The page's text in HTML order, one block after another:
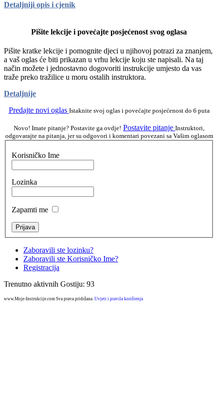
Detaljniji opis i cjenik
Pišite lekcije i povećajte posjećenost svog oglasa
Pišite kratke lekcije i pomognite djeci u njihovoj potrazi za znanjem,
a vaš oglas će biti prikazan u vrhu lekcije koju ste napisali. Na taj
način možete i jednostavno dogovoriti instrukcije umjesto da vas
traže preko tražilice u moru ostalih instruktora.
Detaljnije
Predajte novi oglas Istaknite svoj oglas i povećajte posjećenost do 6 puta
Novo! Imate pitanje? Postavite ga ovdje! Postavite pitanje Instruktori,
odgovarajte na pitanja, jer su odgovori i komentari povezani sa Vašim oglasom
Korisničko Ime
Lozinka
Zapamti me
Zaboravili ste lozinku?
Zaboravili ste Korisničko Ime?
Registracija
Trenutno aktivnih Gostiju: 93
www.Moje-Instrukcije.com Sva prava pridržana. Uvjeti i pravila korištenja